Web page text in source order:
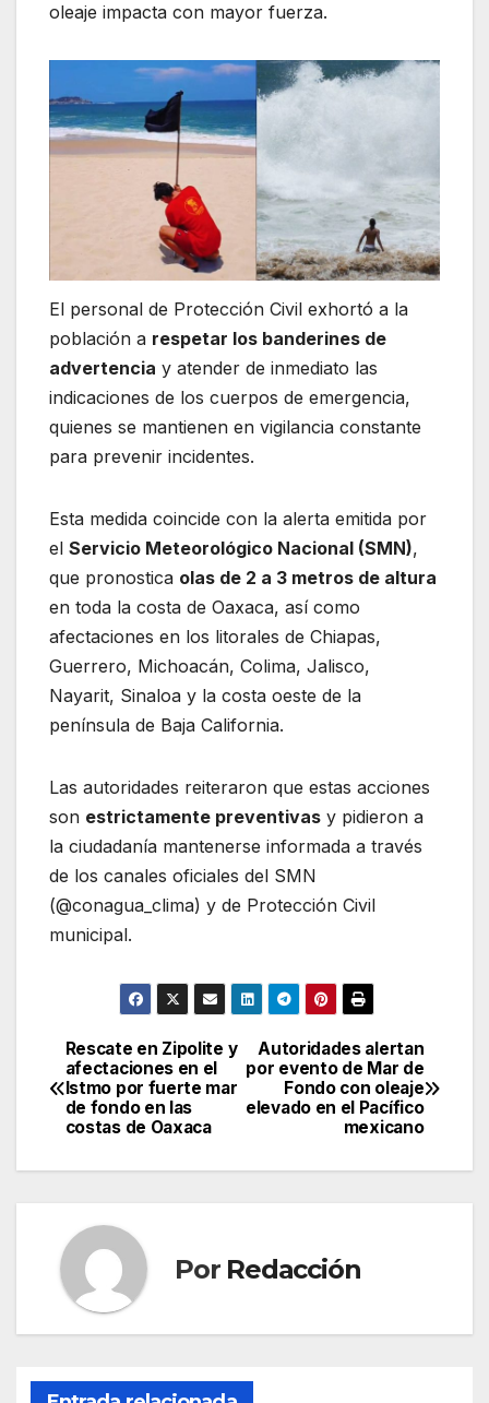
oleaje impacta con mayor fuerza.
El personal de Protección Civil exhortó a la
población a respetar los banderines de
advertencia y atender de inmediato las
indicaciones de los cuerpos de emergencia,
quienes se mantienen en vigilancia constante
para prevenir incidentes.
Esta medida coincide con la alerta emitida por
el Servicio Meteorológico Nacional (SMN),
que pronostica olas de 2 a 3 metros de altura
en toda la costa de Oaxaca, así como
afectaciones en los litorales de Chiapas,
Guerrero, Michoacán, Colima, Jalisco,
Nayarit, Sinaloa y la costa oeste de la
península de Baja California.
Las autoridades reiteraron que estas acciones
son estrictamente preventivas y pidieron a
la ciudadanía mantenerse informada a través
de los canales oficiales del SMN
(@conagua_clima) y de Protección Civil
municipal.
Navegación
de
Autoridades alertan
por evento de Mar de
Fondo con oleaje
elevado en el Pacífico
mexicano
Rescate en Zipolite y
afectaciones en el
Istmo por fuerte mar
de fondo en las
costas de Oaxaca
Por Redacción